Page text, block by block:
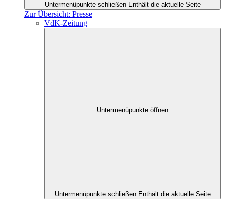
Untermenüpunkte schließen Enthält die aktuelle Seite
Zur Übersicht: Presse
VdK-Zeitung
Untermenüpunkte öffnen
Untermenüpunkte schließen Enthält die aktuelle Seite